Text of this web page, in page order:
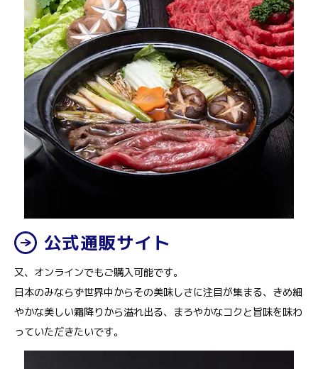
公式通販サイト
又、オンラインでもご購入可能です。
日本のみならず世界中からその美味しさに注目が集まる、きめ細
やかな美しい霜降りから溢れ出る、まろやかなコクと旨味を味わ
っていただきたいです。